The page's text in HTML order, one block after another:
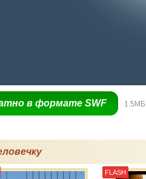
в формате SWF 1.5МБ
FLASH